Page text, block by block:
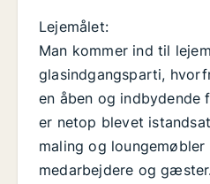
Lejemålet:
Man kommer ind til
glasindgangsparti,
en åben og indbydende
er netop blevet
maling og
medarbejdere og